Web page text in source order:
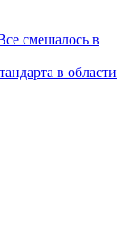
смешалось в